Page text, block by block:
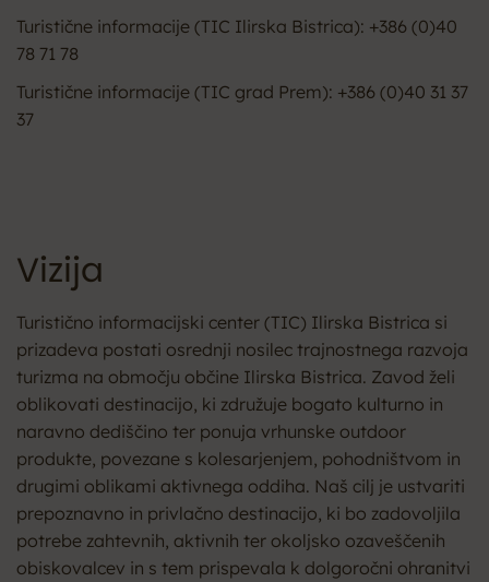
Turistične informacije (TIC Ilirska Bistrica): +386 (0)40
78 71 78
Turistične informacije (TIC grad Prem): +386 (0)40 31 37
37
Vizija
Turistično informacijski center (TIC) Ilirska Bistrica si
prizadeva postati osrednji nosilec trajnostnega razvoja
turizma na območju občine Ilirska Bistrica. Zavod želi
oblikovati destinacijo, ki združuje bogato kulturno in
naravno dediščino ter ponuja vrhunske outdoor
produkte, povezane s kolesarjenjem, pohodništvom in
drugimi oblikami aktivnega oddiha. Naš cilj je ustvariti
prepoznavno in privlačno destinacijo, ki bo zadovoljila
potrebe zahtevnih, aktivnih ter okoljsko ozaveščenih
obiskovalcev in s tem prispevala k dolgoročni ohranitvi